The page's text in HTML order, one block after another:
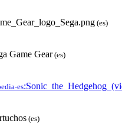
(es)
Game Gear(es)
es
(es)